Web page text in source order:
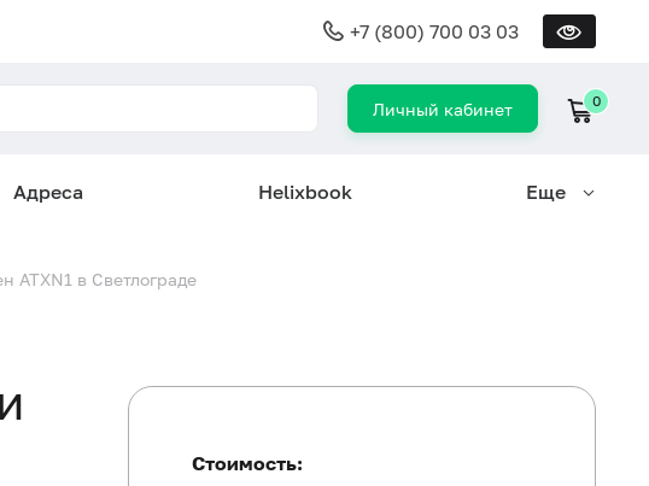
+7 (800) 700 03 03
Личный кабинет 0
Адреса Helixbook Еще
ATXN1 в Светлограде
Стоимость: